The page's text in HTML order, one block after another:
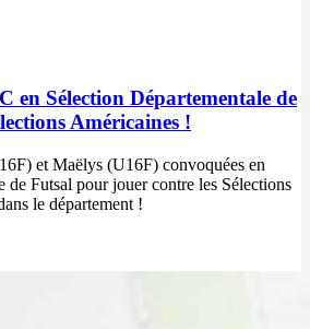
en Sélection Départementale de
Américaines !
et Maëlys (U16F) convoquées en
de Futsal pour jouer contre les Sélections
le département !